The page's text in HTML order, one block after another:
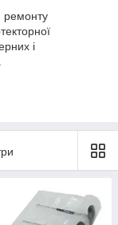
ремонту
і
заповнює канал
тіл,